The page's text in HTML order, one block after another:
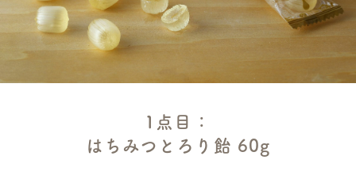
1点目：
はちみつとろり飴 60g